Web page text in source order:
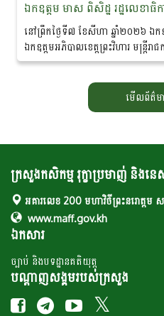
នៅព្រឹកថ្ងៃទី៧ ខែសីហា ឆ្នាំ២០២៦ ឯក
ឯកឧត្តមអភិបាលខេត្តព្រះវិហារ មន្ត្រី
ឯកជន ព្រមទាំងប្រជាកសិករ...
មើលព័ត៌មា
ក្រសួងកសិកម្ម រុក្ខាប្រមាញ់ និងនេ
អគារលេខ 200 មហាវិថីព្រះនរោត្តម ស
www.maff.gov.kh
ឯកសារ
ច្បាប់ និងបទដ្ឋានគតិយុត្ត
បណ្តាញសង្គមរបស់ក្រសួង